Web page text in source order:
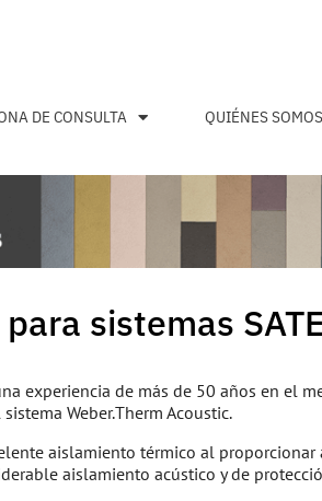
DE CONSULTA QUIÉNES SOMOS
sistemas SATE
experiencia de más de 50 años en el
Weber.Therm Acoustic.
aislamiento térmico al
aislamiento acústico y de